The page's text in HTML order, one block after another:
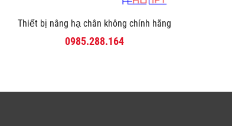
Thiết bị nâng hạ chân không chính hãng
0985.288.164